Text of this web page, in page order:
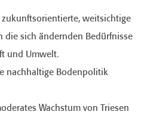
weitsichtige
die sich ändernden Bedürfnisse
und Umwelt.
nachhaltige Bodenpolitik
Wachstum von Triesen